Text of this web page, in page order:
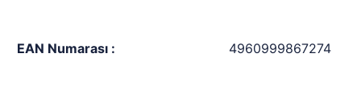
EAN Numarası : 4960999867274